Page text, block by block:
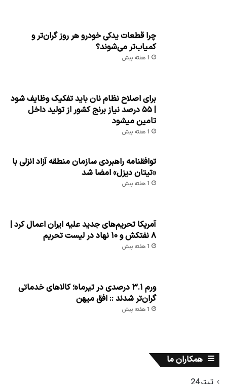
چرا قطعات یدکی خودرو هر روز گران‌تر و
کمیاب‌تر می‌شوند؟
1 هفته پیش
برای اصلاح نظام نان باید تفکیک وظایف شود
| ۵۵ درصد نیاز برنج کشور از تولید داخل
تامین میشود
1 هفته پیش
توافقنامه راهبردی سازمان منطقه آزاد انزلی با
«تیتان دیزل» امضا شد
1 هفته پیش
آمریکا تحریم‌های جدید علیه ایران اعمال کرد |
۸ نفتکش و ۱۰ نهاد در لیست تحریم
1 هفته پیش
ورم ۳.۱ درصدی در تیرماه؛ کالاهای خدماتی
گران‌تر شدند :: افق میهن
1 هفته پیش
همکاران ما